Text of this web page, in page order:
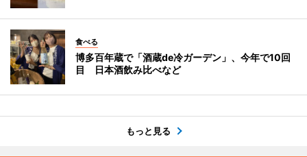
食べる
博多百年蔵で「酒蔵de冷ガーデン」、今年で10回
目 日本酒飲み比べなど
もっと見る